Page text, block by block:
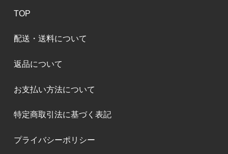
TOP
配送・送料について
返品について
お支払い方法について
特定商取引法に基づく表記
プライバシーポリシー